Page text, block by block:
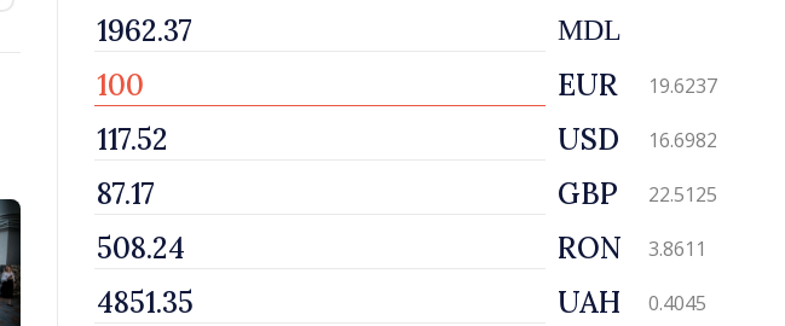
MDL
EUR 19.6237
USD 16.6982
GBP 22.5125
RON 3.8611
UAH 0.4045